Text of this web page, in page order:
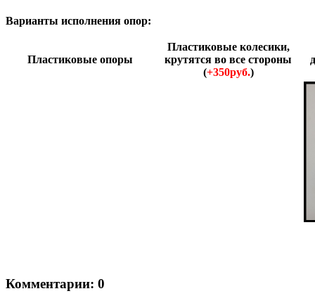
Варианты исполнения опор:
Пластиковые опоры
Пластиковые колесики,
крутятся во все стороны
(+350руб.)
Комментарии: 0